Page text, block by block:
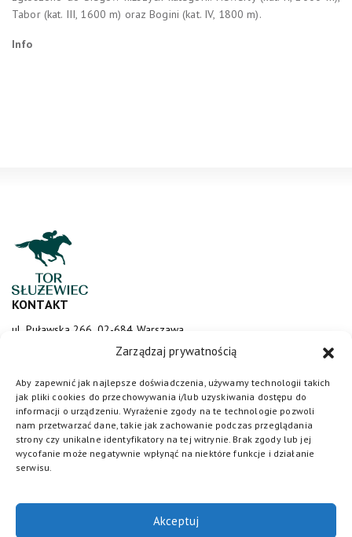
Zarządzaj prywatnością
Aby zapewnić jak najlepsze doświadczenia, używamy technologii takich
jak pliki cookies do przechowywania i/lub uzyskiwania dostępu do
informacji o urządzeniu. Wyrażenie zgody na te technologie pozwoli
nam przetwarzać dane, takie jak zachowanie podczas przeglądania
strony czy unikalne identyfikatory na tej witrynie. Brak zgody lub jej
wycofanie może negatywnie wpłynąć na niektóre funkcje i działanie
serwisu.
Akceptuj
Tabor (kat. III, 1600 m) oraz Bogini (kat. IV, 1800 m).
Info
KONTAKT
ul. Puławska 266, 02-684 Warszawa
sluzewiec@totalizator.pl
KONTAKT DLA MEDIÓW
media@torsluzewiec.pl
DOŁĄCZ DO NAS